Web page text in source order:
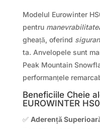
Modelul Eurowinter
pentru
gheață, oferind
ta. Anvelopele sunt
Peak Mountain
performanțele
Beneficiile Cheie
EUROWINTER
✅ Aderență